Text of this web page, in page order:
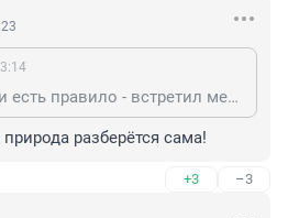
В Западной Сибири есть правило - встретил медведя, стреляй. И точка. Здоровый зверь к людям не выходит. Про спасение медвежат - их не надо спасать, природа разберется сама. В Тверской области устроили питомник для медведей, куда медвежат свозят со всей страны, а потом подрощенных выпускают в местные леса. Они не боятся людей, привыкли к звукам и фальшфейером их не спугнуть, задерет.
разберётся сама!
+3 –3